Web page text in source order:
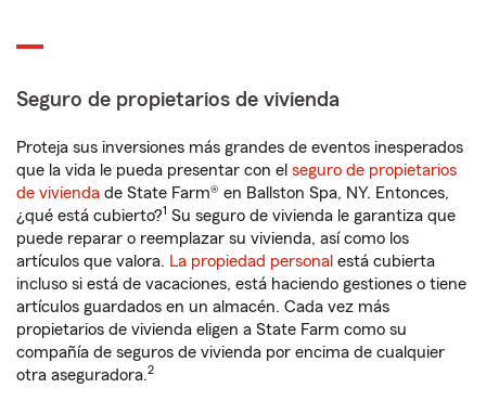
Seguro de propietarios de vivienda
Proteja sus inversiones más grandes de eventos inesperados
que la vida le pueda presentar con el seguro de propietarios
de vivienda de State Farm® en Ballston Spa, NY. Entonces,
¿qué está cubierto?1 Su seguro de vivienda le garantiza que
puede reparar o reemplazar su vivienda, así como los
artículos que valora. La propiedad personal está cubierta
incluso si está de vacaciones, está haciendo gestiones o tiene
artículos guardados en un almacén. Cada vez más
propietarios de vivienda eligen a State Farm como su
compañía de seguros de vivienda por encima de cualquier
otra aseguradora.2